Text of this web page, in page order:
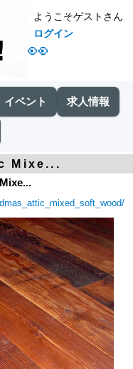
👀
ようこそゲストさん
ログイン
イベント 求人情報
Mixe...